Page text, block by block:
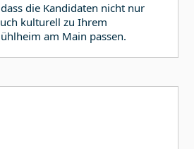
die Kandidaten nicht nur
kulturell zu Ihrem
am Main passen.